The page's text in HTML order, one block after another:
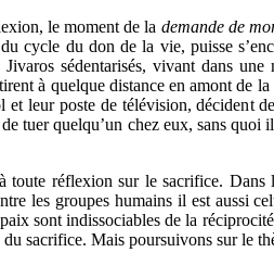
le moment de la demande de
cycle du don de la vie, puisse
sédentarisés, vivant dans une
à quelque distance en amont de
et leur poste de télévision, décident
tuer quelqu’un chez eux, sans
toute réflexion sur le sacrifice. Dans
les groupes humains il est aussi
sont indissociables de la
sacrifice. Mais poursuivons sur le